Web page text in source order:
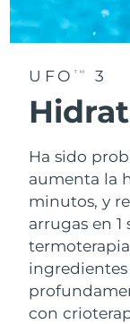
UFO TM 3
Ha sido
aumenta la
minutos, y
arrugas en 1
ingredientes
con